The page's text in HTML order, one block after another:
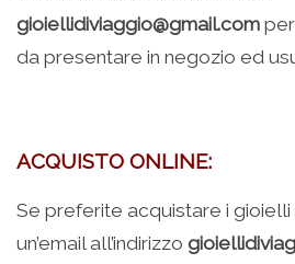
gioiellidiviaggio@gmail.com
da presentare in negozio ed
ACQUISTO ONLINE:
Se preferite acquistare i gioielli
un’email all’indirizzo